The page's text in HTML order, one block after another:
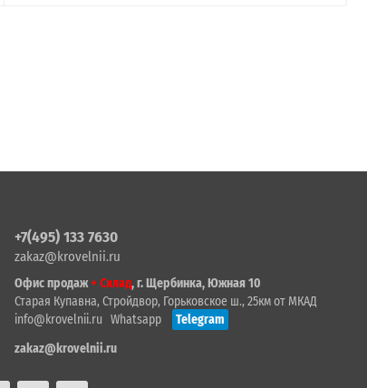
+7(495) 133 7630
zakaz@krovelnii.ru
Офис продаж+ Склад, г. Щербинка, Южная 10
Старая Купавна, Стройдвор, Горьковское ш., 25км от МКАД
info@krovelnii.ru
Whatsapp
Telegram
zakaz@krovelnii.ru